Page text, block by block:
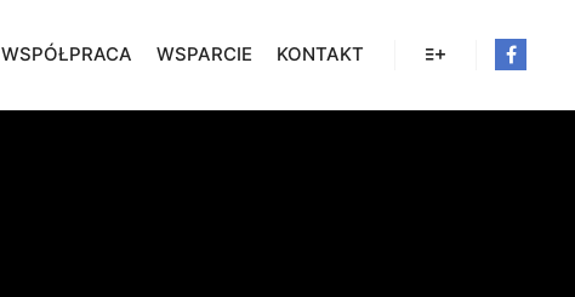
WSPÓŁPRACA WSPARCIE KONTAKT